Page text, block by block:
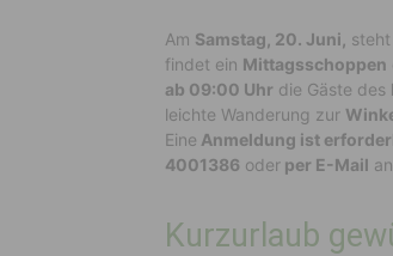
Am Samstag, 20. Juni,
findet ein Mittagsschoppen
ab 09:00 Uhr die Gäste des
leichte Wanderung zur
Eine Anmeldung ist
4001386 oder per E-Mail an
Kurzurlaub